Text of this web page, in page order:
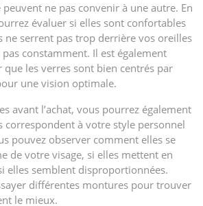
ne pas convenir à une autre. En
évaluer si elles sont confortables
ne serrent pas trop derrière vos oreilles
constamment. Il est également
les verres sont bien centrés par
une vision optimale.
avant l’achat, vous pourrez également
correspondent à votre style personnel
pouvez observer comment elles se
de votre visage, si elles mettent en
elles semblent disproportionnées.
différentes montures pour trouver
le mieux.